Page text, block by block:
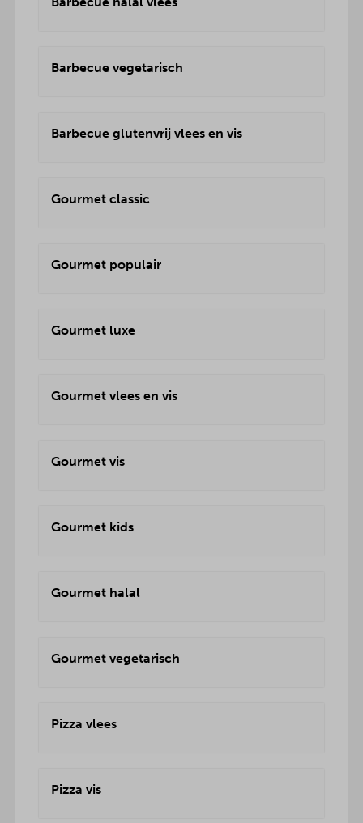
Barbecue vegetarisch
Barbecue glutenvrij vlees en vis
Gourmet classic
Gourmet populair
Gourmet luxe
Gourmet vlees en vis
Gourmet vis
Gourmet kids
Gourmet halal
Gourmet vegetarisch
Pizza vlees
Pizza vis